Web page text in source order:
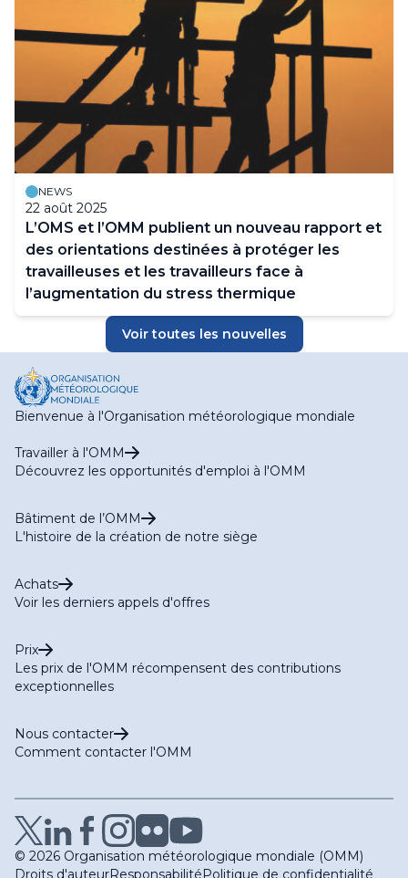
NEWS
22 août 2025
L’OMS et l’OMM publient un nouveau rapport et
des orientations destinées à protéger les
travailleuses et les travailleurs face à
l’augmentation du stress thermique
Voir toutes les nouvelles
Bienvenue à l'Organisation météorologique mondiale
Travailler à l'OMM
Découvrez les opportunités d'emploi à l'OMM
Bâtiment de l’OMM
L'histoire de la création de notre siège
Achats
Voir les derniers appels d'offres
Prix
Les prix de l'OMM récompensent des contributions
exceptionnelles
Nous contacter
Comment contacter l'OMM
© 2026 Organisation météorologique mondiale (OMM)
Droits d'auteurResponsabilitéPolitique de confidentialité